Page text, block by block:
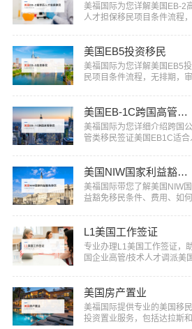
美福国际为您详解美国EB-2
人才担保移民项目条件流程
美国EB5投资移民
美福国际为您详解美国EB5
民项目条件流程，无排期，
美国EB-1C跨国高管移民
美福国际为您详细介绍跨国
管类移民签证美国EB1C适合
美国NIW国家利益豁免移民
美福国际带您了解美国NIW国
益豁免移民条件、费用、如
L1美国工作签证
专业办理L1美国工作签证，
国企业高管/技术人才调派美
等。立即咨询：400-001-
启您的跨国职业之旅！…
美国房产置业
美福国际提供专业的美国移
投资置业服务，包括达拉斯和